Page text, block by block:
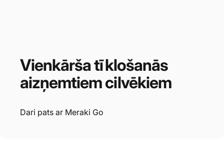
Vienkāršatīklošanās
aizņemtiemcilvēkiem
Dari pats ar Meraki Go